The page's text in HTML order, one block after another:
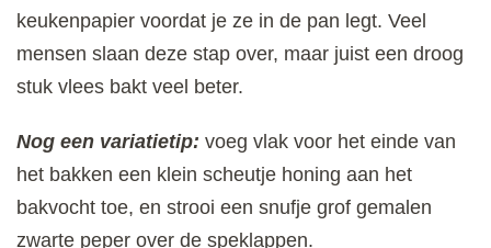
keukenpapier voordat je ze in de pan legt. Veel
mensen slaan deze stap over, maar juist een droog
stuk vlees bakt veel beter.
Nog een variatietip: voeg vlak voor het einde van
het bakken een klein scheutje honing aan het
bakvocht toe, en strooi een snufje grof gemalen
zwarte peper over de speklappen.